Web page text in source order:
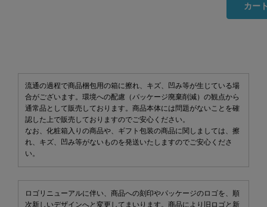
カー
流通の過程で商品梱包用の箱に擦れ、キズ、凹み等が生じている場
合がございます。環境への配慮（パッケージ廃棄削減）の観点から
通常品として販売しております。商品本体には問題がないことを確
認した上で販売しておりますのでご安心ください。
なお、化粧箱入りの商品や、ギフト包装の商品に関しましては、擦
れ、キズ、凹み等がないものを発送いたしますのでご安心くださ
い。
ロゴリニューアルに伴い、商品への刻印やパッケージのロゴを、順
次新しいデザインへと変更してまいります。商品により旧ロゴと新